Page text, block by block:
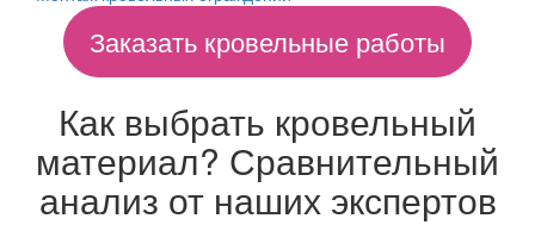
Заказать кровельные работы
Как выбрать кровельный
материал? Сравнительный
анализ от наших экспертов